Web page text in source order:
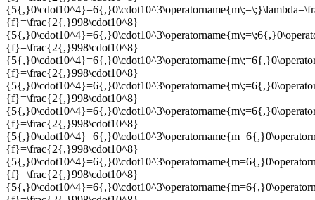
{f}=\frac{2{,}998\cdot10^8}
{f}=\frac{2{,}998\cdot10^8}
{f}=\frac{2{,}998\cdot10^8}
{f}=\frac{2{,}998\cdot10^8}
{f}=\frac{2{,}998\cdot10^8}
{f}=\frac{2{,}998\cdot10^8}
{f}=\frac{2{,}998\cdot10^8}